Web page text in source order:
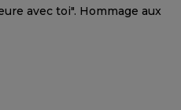
avec toi". Hommage aux